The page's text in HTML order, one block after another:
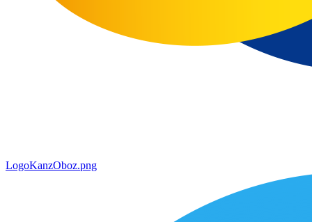
LogoKanzOboz.png